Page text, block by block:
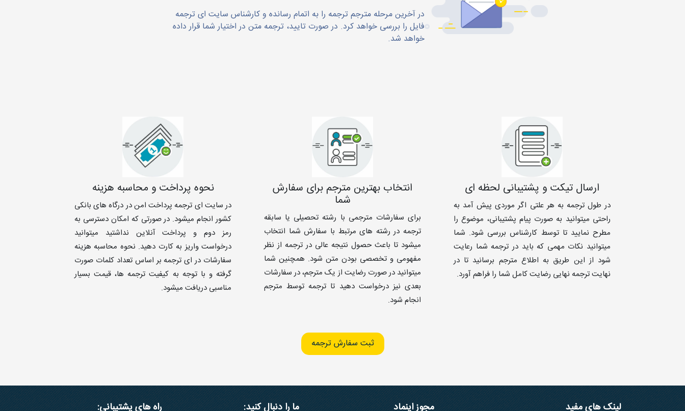
در آخرین مرحله مترجم ترجمه را به اتمام رسانده و کارشناس سایت ای ترجمه
فایل را بررسی خواهد کرد. در صورت تایید، ترجمه متن در اختیار شما قرار داده
خواهد شد.
ارسال تیکت و پشتیبانی لحظه ای
در طول ترجمه به هر علتی اگر موردی پیش آمد به
راحتی میتوانید به صورت پیام پشتیبانی، موضوع را
مطرح نمایید تا توسط کارشناس بررسی شود. شما
میتوانید نکات مهمی که باید در ترجمه شما رعایت
شود از این طریق به اطلاع مترجم برسانید تا در
نهایت ترجمه نهایی رضایت کامل شما را فراهم آورد.
انتخاب بهترین مترجم برای سفارش
شما
برای سفارشات مترجمی با رشته تحصیلی یا سابقه
ترجمه در رشته های مرتبط با سفارش شما انتخاب
میشود تا باعث حصول نتیجه عالی در ترجمه از نظر
مفهومی و تخصصی بودن متن شود. همچنین شما
میتوانید در صورت رضایت از یک مترجم، در سفارشات
بعدی نیز درخواست دهید تا ترجمه توسط مترجم
انجام شود.
نحوه پرداخت و محاسبه هزینه
در سایت ای ترجمه پرداخت امن در درگاه های بانکی
کشور انجام میشود. در صورتی که امکان دسترسی به
رمز دوم و پرداخت آنلاین نداشتید میتوانید
درخواست واریز به کارت دهید. نحوه محاسبه هزینه
سفارشات در ای ترجمه بر اساس تعداد کلمات صورت
گرفته و با توجه به کیفیت ترجمه ها، قیمت بسیار
مناسبی دریافت میشود.
ثبت سفارش ترجمه
لینک های مفید مجوز اینماد ما را دنبال کنید: راه های پشتیبانی: